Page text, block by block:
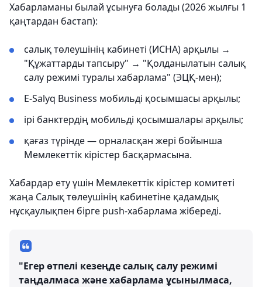
Хабарламаны былай ұсынуға болады (2026 жылғы 1
қаңтардан бастап):
салық төлеушінің кабинеті (ИСНА) арқылы →
"Құжаттарды тапсыру" → "Қолданылатын салық
салу режимі туралы хабарлама" (ЭЦҚ-мен);
E-Salyq Business мобильді қосымшасы арқылы;
ірі банктердің мобильді қосымшалары арқылы;
қағаз түрінде — орналасқан жері бойынша
Мемлекеттік кірістер басқармасына.
Хабардар ету үшін Мемлекеттік кірістер комитеті
жаңа Салық төлеушінің кабинетіне қадамдық
нұсқаулықпен бірге push-хабарлама жібереді.
"Егер өтпелі кезеңде салық салу режимі
таңдалмаса және хабарлама ұсынылмаса,